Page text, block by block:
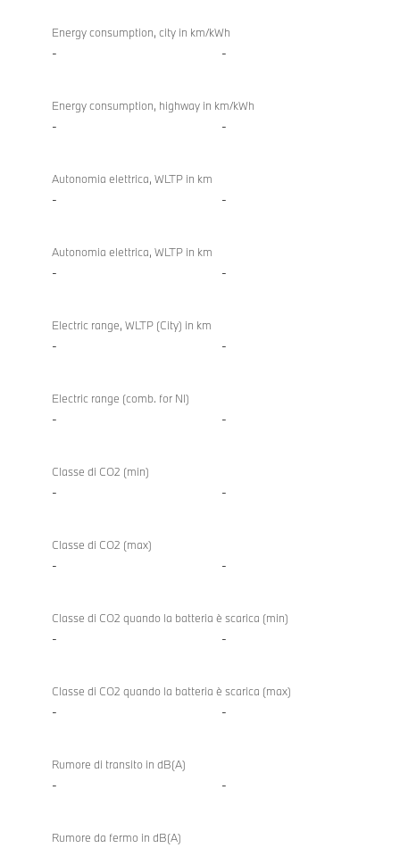
Energy consumption, city in km/kWh
- -
Energy consumption, highway in km/kWh
- -
Autonomia elettrica, WLTP in km
- -
Autonomia elettrica, WLTP in km
- -
Electric range, WLTP (City) in km
- -
Electric range (comb. for NI)
- -
Classe di CO2 (min)
- -
Classe di CO2 (max)
- -
Classe di CO2 quando la batteria è scarica (min)
- -
Classe di CO2 quando la batteria è scarica (max)
- -
Rumore di transito in dB(A)
- -
Rumore da fermo in dB(A)